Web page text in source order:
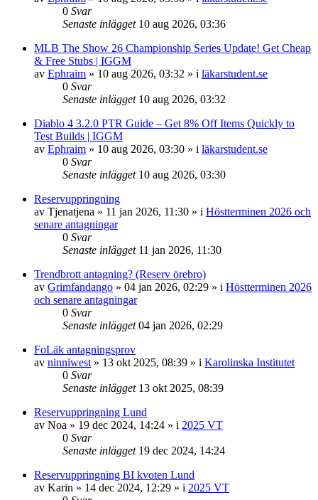
0 Svar
Senaste inlägget 10 aug 2026, 03:36
MLB The Show 26 Championship Series Update! Get Cheap
& Free Stubs | IGGM
av Ephraim » 10 aug 2026, 03:32 » i läkarstudent.se
0 Svar
Senaste inlägget 10 aug 2026, 03:32
Diablo 4 3.2.0 PTR Guide – Get 8% Off Items Quickly to
Test Builds | IGGM
av Ephraim » 10 aug 2026, 03:30 » i läkarstudent.se
0 Svar
Senaste inlägget 10 aug 2026, 03:30
Reservuppringning
av Tjenatjena » 11 jan 2026, 11:30 » i Höstterminen 2026 och
senare antagningar
0 Svar
Senaste inlägget 11 jan 2026, 11:30
Trendbrott antagning? (Reserv örebro)
av Grimfandango » 04 jan 2026, 02:29 » i Höstterminen 2026
och senare antagningar
0 Svar
Senaste inlägget04 jan 2026, 02:29
FoLäk antagningsprov
av ninniwest » 13 okt 2025, 08:39 » i Karolinska Institutet
0 Svar
Senaste inlägget 13 okt 2025, 08:39
Reservuppringning Lund
av Noa » 19 dec 2024, 14:24 » i 2025 VT
0 Svar
Senaste inlägget 19 dec 2024, 14:24
Reservuppringning BI kvoten Lund
av Karin » 14 dec 2024, 12:29 » i 2025 VT